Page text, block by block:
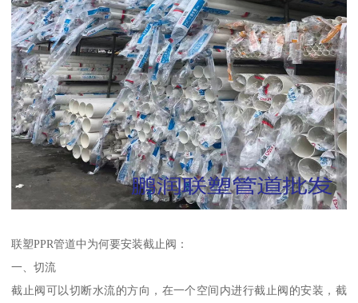
联塑PPR管道中为何要安装截止阀：
一、切流
截止阀可以切断水流的方向，在一个空间内进行截止阀的安装，截